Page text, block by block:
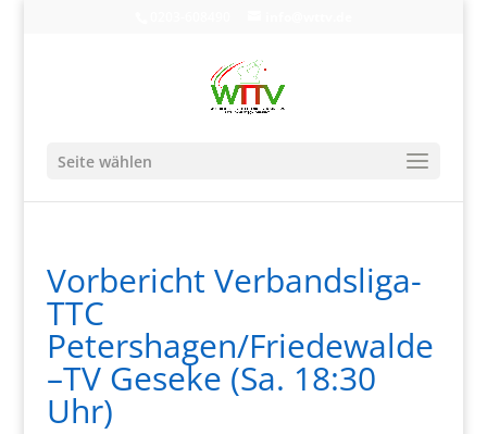
Seite wählen
Vorbericht Verbandsliga-
TTC
Petershagen/Friedewalde
–TV Geseke (Sa. 18:30
Uhr)